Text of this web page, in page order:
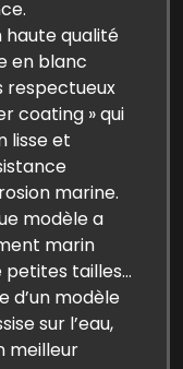
haute qualité
en blanc
respectueux
coating » qui
lisse et
marine.
modèle a
marin
petites tailles…
d’un modèle
sur l’eau,
meilleur